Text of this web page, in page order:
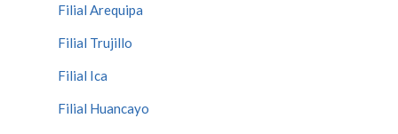
Filial Arequipa
Filial Trujillo
Filial Ica
Filial Huancayo